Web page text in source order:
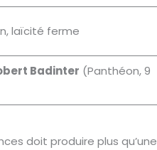
laïcité ferme
Badinter (Panthéon, 9
doit produire plus qu’une